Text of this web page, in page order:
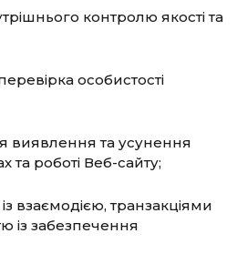
контролю якості та
особистості
виявлення та усунення
та роботі Веб-сайту;
взаємодією, транзакціями
із забезпечення